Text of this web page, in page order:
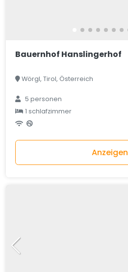
Bauernhof Hanslingerhof
Wörgl, Tirol, Österreich
5 personen
1 schlafzimmer
Anzeigen